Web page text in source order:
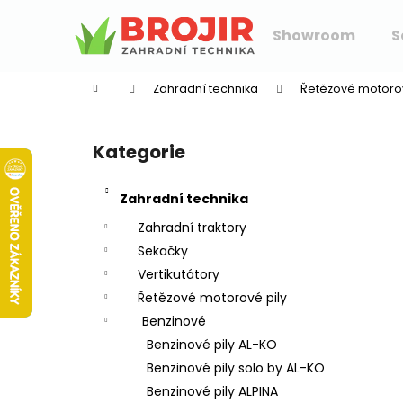
Showroom
Zahradní technika Řetězové
Přeskočit
kategorie
Kategorie
Zahradní technika
Zahradní traktory
Sekačky
Vertikutátory
Řetězové motorové pily
Benzinové
Benzinové pily AL-KO
Benzinové pily solo by AL-KO
Benzinové pily ALPINA
Zpět
Zpět